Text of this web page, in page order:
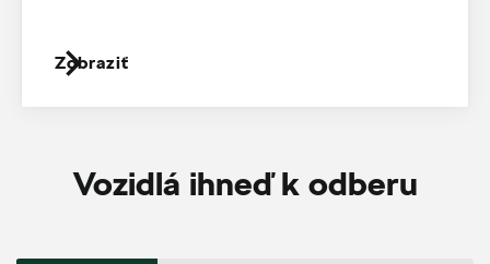
Zobraziť
Vozidlá ihneď k odberu